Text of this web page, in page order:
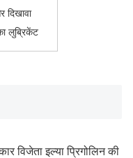
दिखावा
लुब्रिकेंट
विजेता इल्या प्रिगोलिन की